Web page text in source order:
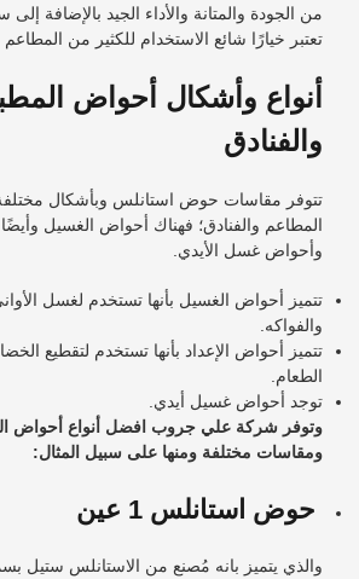
من الجودة والمتانة والأداء الجيد بالإضافة إلى
تعتبر خيارًا شائع الاستخدام للكثير من المطاعم
أنواع وأشكال أحواض
والفنادق
تتوفر مقاسات حوض استانلس وبأشكال
المطاعم والفنادق؛ فهناك أحواض الغسيل
وأحواض غسل الأيدي.
تتميز أحواض الغسيل بأنها تستخدم لغسل
والفواكه.
تتميز أحواض الإعداد بأنها تستخدم لتقطيع
الطعام.
توجد أحواض غسيل أيدي.
وتوفر شركة علي جروب افضل أنواع أحواض
ومقاسات مختلفة ومنها على سبيل المثال:
حوض استانلس 1 عين